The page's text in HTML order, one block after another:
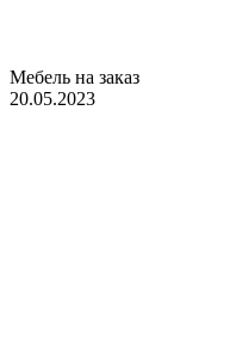
Мебель на заказ
20.05.2023